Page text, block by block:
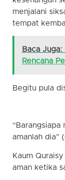
menjalani
tempat
Baca Juga:
Rencana
Begitu pula
“Barangsiapa
amanlah dia”
Kaum
aman ketika